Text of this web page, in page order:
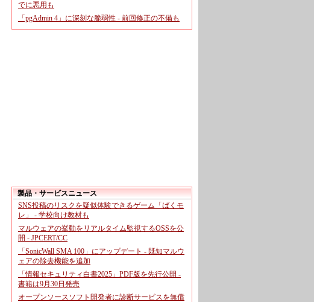
でに悪用も
「pgAdmin 4」に深刻な脆弱性 - 前回修正の不備も
製品・サービスニュース
SNS投稿のリスクを疑似体験できるゲーム「ばくモ
レ」 - 学校向け教材も
マルウェアの挙動をリアルタイム監視するOSSを公
開 - JPCERT/CC
「SonicWall SMA 100」にアップデート - 既知マルウ
ェアの除去機能を追加
「情報セキュリティ白書2025」PDF版を先行公開 -
書籍は9月30日発売
オープンソースソフト開発者に診断サービスを無償